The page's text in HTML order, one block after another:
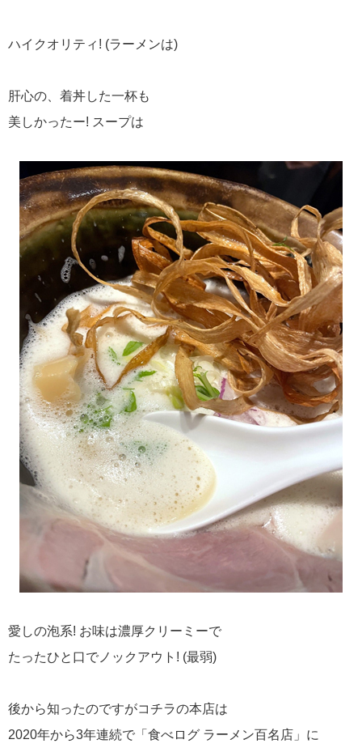
ハイクオリティ! (ラーメンは)
肝心の、着丼した一杯も
美しかったー! スープは
愛しの泡系! お味は濃厚クリーミーで
たったひと口でノックアウト! (最弱)
後から知ったのですがコチラの本店は
2020年から3年連続で「食べログ ラーメン百名店」に